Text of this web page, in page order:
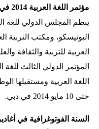
مؤتمر اللغة العربية 2014 في دبي
ينظم المجلس الدولي للغة
اليونيسكو، ومكتب التربية
العربية للتربية والثقافة
المؤتمر الدولي الثالث
حتى 10 مايو 2014 في دبي.
السنة الفوتوغرافية في أغادير